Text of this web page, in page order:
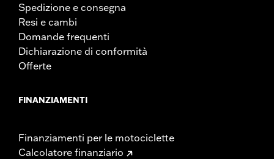
Spedizione e consegna
Resi e cambi
Domande frequenti
Dichiarazione di conformità
Offerte
FINANZIAMENTI
Finanziamenti per le motociclette
Calcolatore finanziario